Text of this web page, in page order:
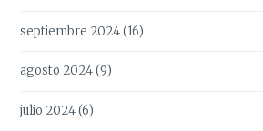
septiembre 2024(16)
agosto 2024(9)
julio 2024(6)